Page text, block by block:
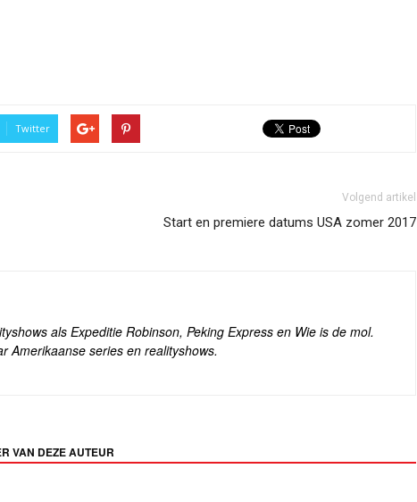
Twitter
Volgend artikel
Start en premiere datums USA zomer 2017
als Expeditie Robinson, Peking Express en Wie is de mol.
Amerikaanse series en realityshows.
VAN DEZE AUTEUR